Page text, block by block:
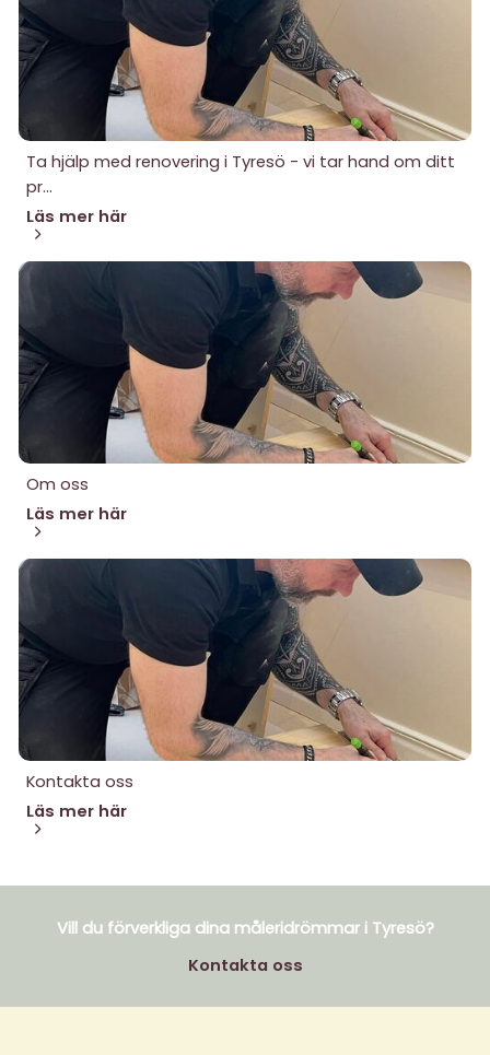
Ta hjälp med renovering i Tyresö - vi tar hand om ditt
pr...
Läs mer här
Om oss
Läs mer här
Kontakta oss
Läs mer här
Vill du förverkliga dina måleridrömmar i Tyresö?
Kontakta oss